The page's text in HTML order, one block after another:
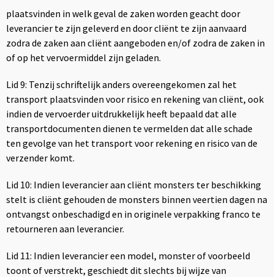
plaatsvinden in welk geval de zaken worden geacht door
leverancier te zijn geleverd en door cliënt te zijn aanvaard
zodra de zaken aan cliënt aangeboden en/of zodra de zaken in
of op het vervoermiddel zijn geladen.
Lid 9: Tenzij schriftelijk anders overeengekomen zal het
transport plaatsvinden voor risico en rekening van cliënt, ook
indien de vervoerder uitdrukkelijk heeft bepaald dat alle
transportdocumenten dienen te vermelden dat alle schade
ten gevolge van het transport voor rekening en risico van de
verzender komt.
Lid 10: Indien leverancier aan cliënt monsters ter beschikking
stelt is cliënt gehouden de monsters binnen veertien dagen na
ontvangst onbeschadigd en in originele verpakking franco te
retourneren aan leverancier.
Lid 11: Indien leverancier een model, monster of voorbeeld
toont of verstrekt, geschiedt dit slechts bij wijze van